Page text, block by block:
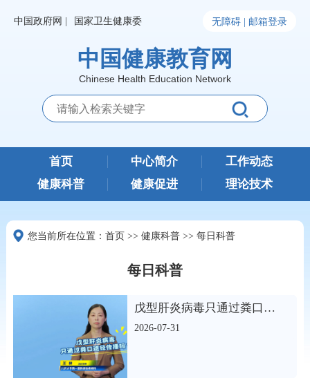
中国政府网 | 国家卫生健康委 无障碍 | 邮箱登录
中国健康教育网
Chinese Health Education Network
首页 中心简介
工作动态
健康科普
健康促进 理论技术
您当前所在位置： 首页 >> 健康科普>> 每日科普
每日科普
戊型肝炎病毒只通过粪口途径传播吗？
2026-07-31